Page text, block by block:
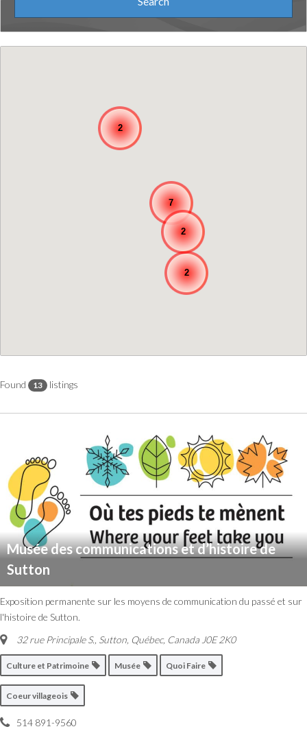
2
7
2
2
Found 13 listings
Musée des communications et d’histoire de
Sutton
Exposition permanente sur les moyens de communication du passé et sur
l'histoire de Sutton.
32 rue Principale S. Sutton, Québec, Canada J0E 2K0
Culture et Patrimoine Musée Quoi Faire
Coeur villageois
514 891-9560